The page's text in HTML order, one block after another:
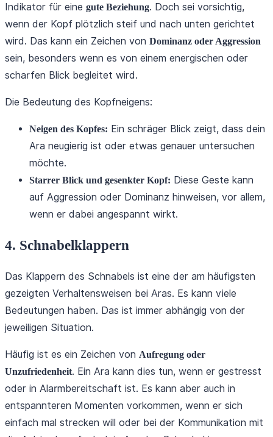
Indikator für eine gute Beziehung. Doch sei vorsichtig,
wenn der Kopf plötzlich steif und nach unten gerichtet
wird. Das kann ein Zeichen von Dominanz oder Aggression
sein, besonders wenn es von einem energischen oder
scharfen Blick begleitet wird.
Die Bedeutung des Kopfneigens:
Neigen des Kopfes: Ein schräger Blick zeigt, dass dein
Ara neugierig ist oder etwas genauer untersuchen
möchte.
Starrer Blick und gesenkter Kopf: Diese Geste kann
auf Aggression oder Dominanz hinweisen, vor allem,
wenn er dabei angespannt wirkt.
4. Schnabelklappern
Das Klappern des Schnabels ist eine der am häufigsten
gezeigten Verhaltensweisen bei Aras. Es kann viele
Bedeutungen haben. Das ist immer abhängig von der
jeweiligen Situation.
Häufig ist es ein Zeichen von Aufregung oder
Unzufriedenheit. Ein Ara kann dies tun, wenn er gestresst
oder in Alarmbereitschaft ist. Es kann aber auch in
entspannteren Momenten vorkommen, wenn er sich
einfach mal strecken will oder bei der Kommunikation mit